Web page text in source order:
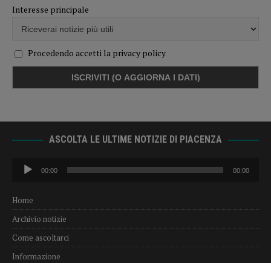
Interesse principale
Procedendo accetti la privacy policy
ASCOLTA LE ULTIME NOTIZIE DI PIACENZA
Audio
Player
00:00 00:00
Home
Archivio notizie
Come ascoltarci
Informazione